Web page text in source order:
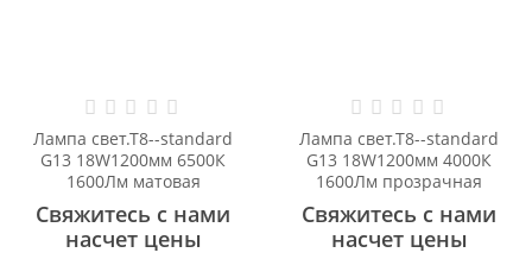
Лампа свет.Т8--standard
G13 18W1200мм 6500К
1600Лм матовая
Свяжитесь с нами
насчет цены
Лампа свет.Т8--standard
G13 18W1200мм 4000К
1600Лм прозрачная
Свяжитесь с нами
насчет цены